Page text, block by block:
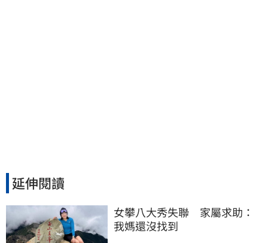
延伸閱讀
女攀八大秀失聯　家屬求助：
我媽還沒找到